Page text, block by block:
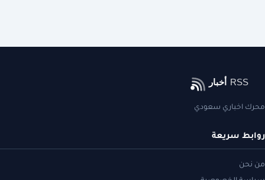
محرك اخباري سعودي
روابط سريعة
من نحن